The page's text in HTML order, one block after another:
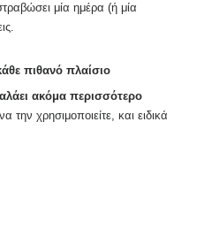
μία ημέρα (ή μία
πιθανό πλαίσιο
ακόμα περισσότερο
την χρησιμοποιείτε, και ειδικά